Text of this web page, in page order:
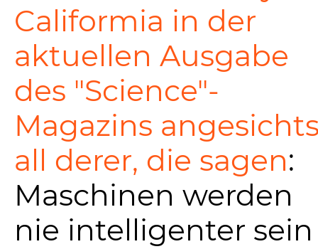
Califormia in der
aktuellen Ausgabe
des "Science"-
Magazins
all derer, die sagen:
Maschinen werden
nie intelligenter sein